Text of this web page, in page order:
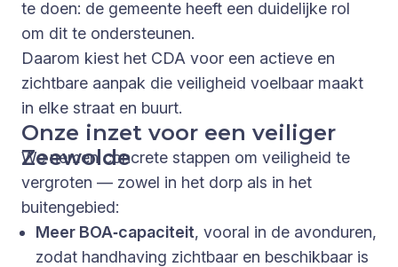
te doen: de gemeente heeft een duidelijke rol
om dit te ondersteunen.
Daarom kiest het CDA voor een actieve en
zichtbare aanpak die veiligheid voelbaar maakt
in elke straat en buurt.
Onze inzet voor een veiliger
Zeewolde
We nemen concrete stappen om veiligheid te
vergroten — zowel in het dorp als in het
buitengebied:
Meer BOA‑capaciteit, vooral in de avonduren,
zodat handhaving zichtbaar en beschikbaar is